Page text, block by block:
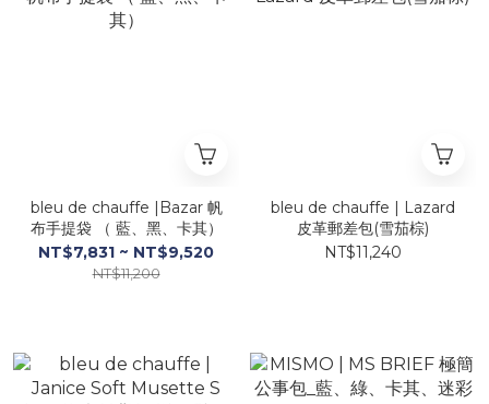
bleu de chauffe |Bazar 帆
布手提袋 （ 藍、黑、卡其）
NT$7,831 ~ NT$9,520
NT$11,200
bleu de chauffe | Lazard
皮革郵差包(雪茄棕)
NT$11,240